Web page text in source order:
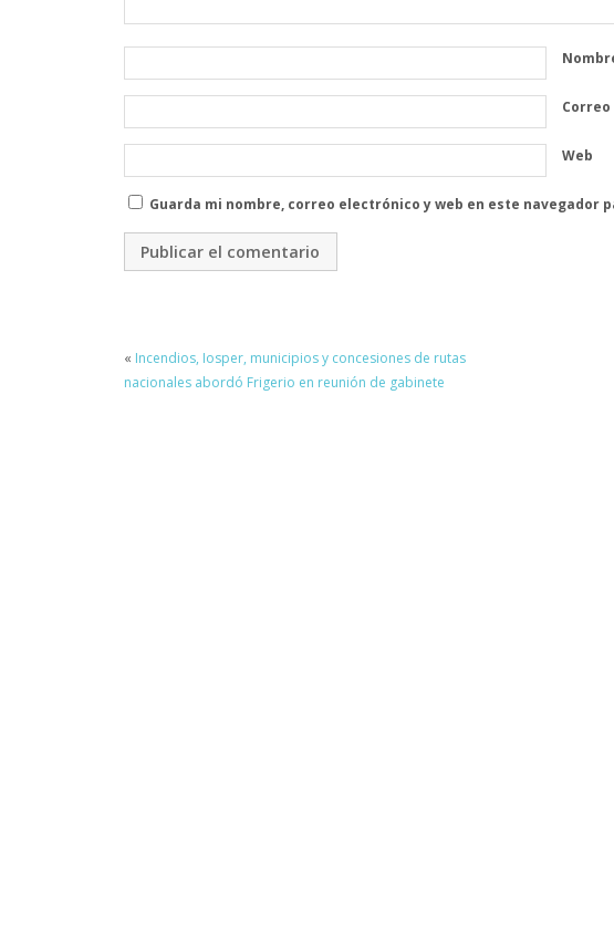
Web
Guarda mi nombre, correo electrónico y web en este navegador
« Incendios, Iosper, municipios y concesiones de rutas
nacionales abordó Frigerio en reunión de gabinete